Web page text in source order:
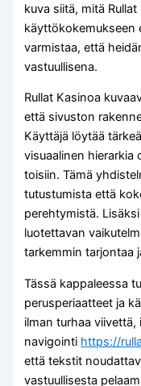
kuva siitä, mitä
käyttökokemukseen
varmistaa, että
vastuullisena.
Rullat Kasinoa
että sivuston
Käyttäjä löytää
visuaalinen hierarkia
toisiin. Tämä
tutustumista että
perehtymistä.
luotettavan
tarkemmin tarjontaa
Tässä kappaleessa
perusperiaatteet ja
ilman turhaa
navigointi https://
että tekstit
vastuullisesta